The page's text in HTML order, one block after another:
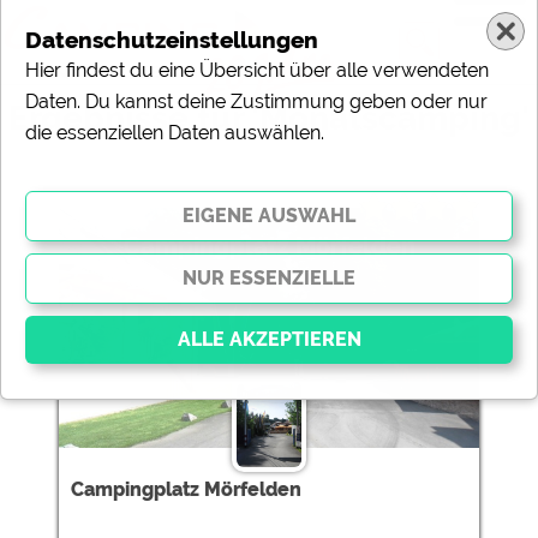
Ergebnisse für 'Monatscamping'
Campingplatz Mörfelden
Campingplatz Mörfelden
Datenschutzeinstellungen
Hier findest du eine Übersicht über alle verwendeten
Daten. Du kannst deine Zustimmung geben oder nur
die essenziellen Daten auswählen.
Essenziell
Essenzielle Cookies ermöglichen grundlegende
Funktionen und sind für die einwandfreie Funktion der
Website dringend erforderlich. Ohne diese Cookies